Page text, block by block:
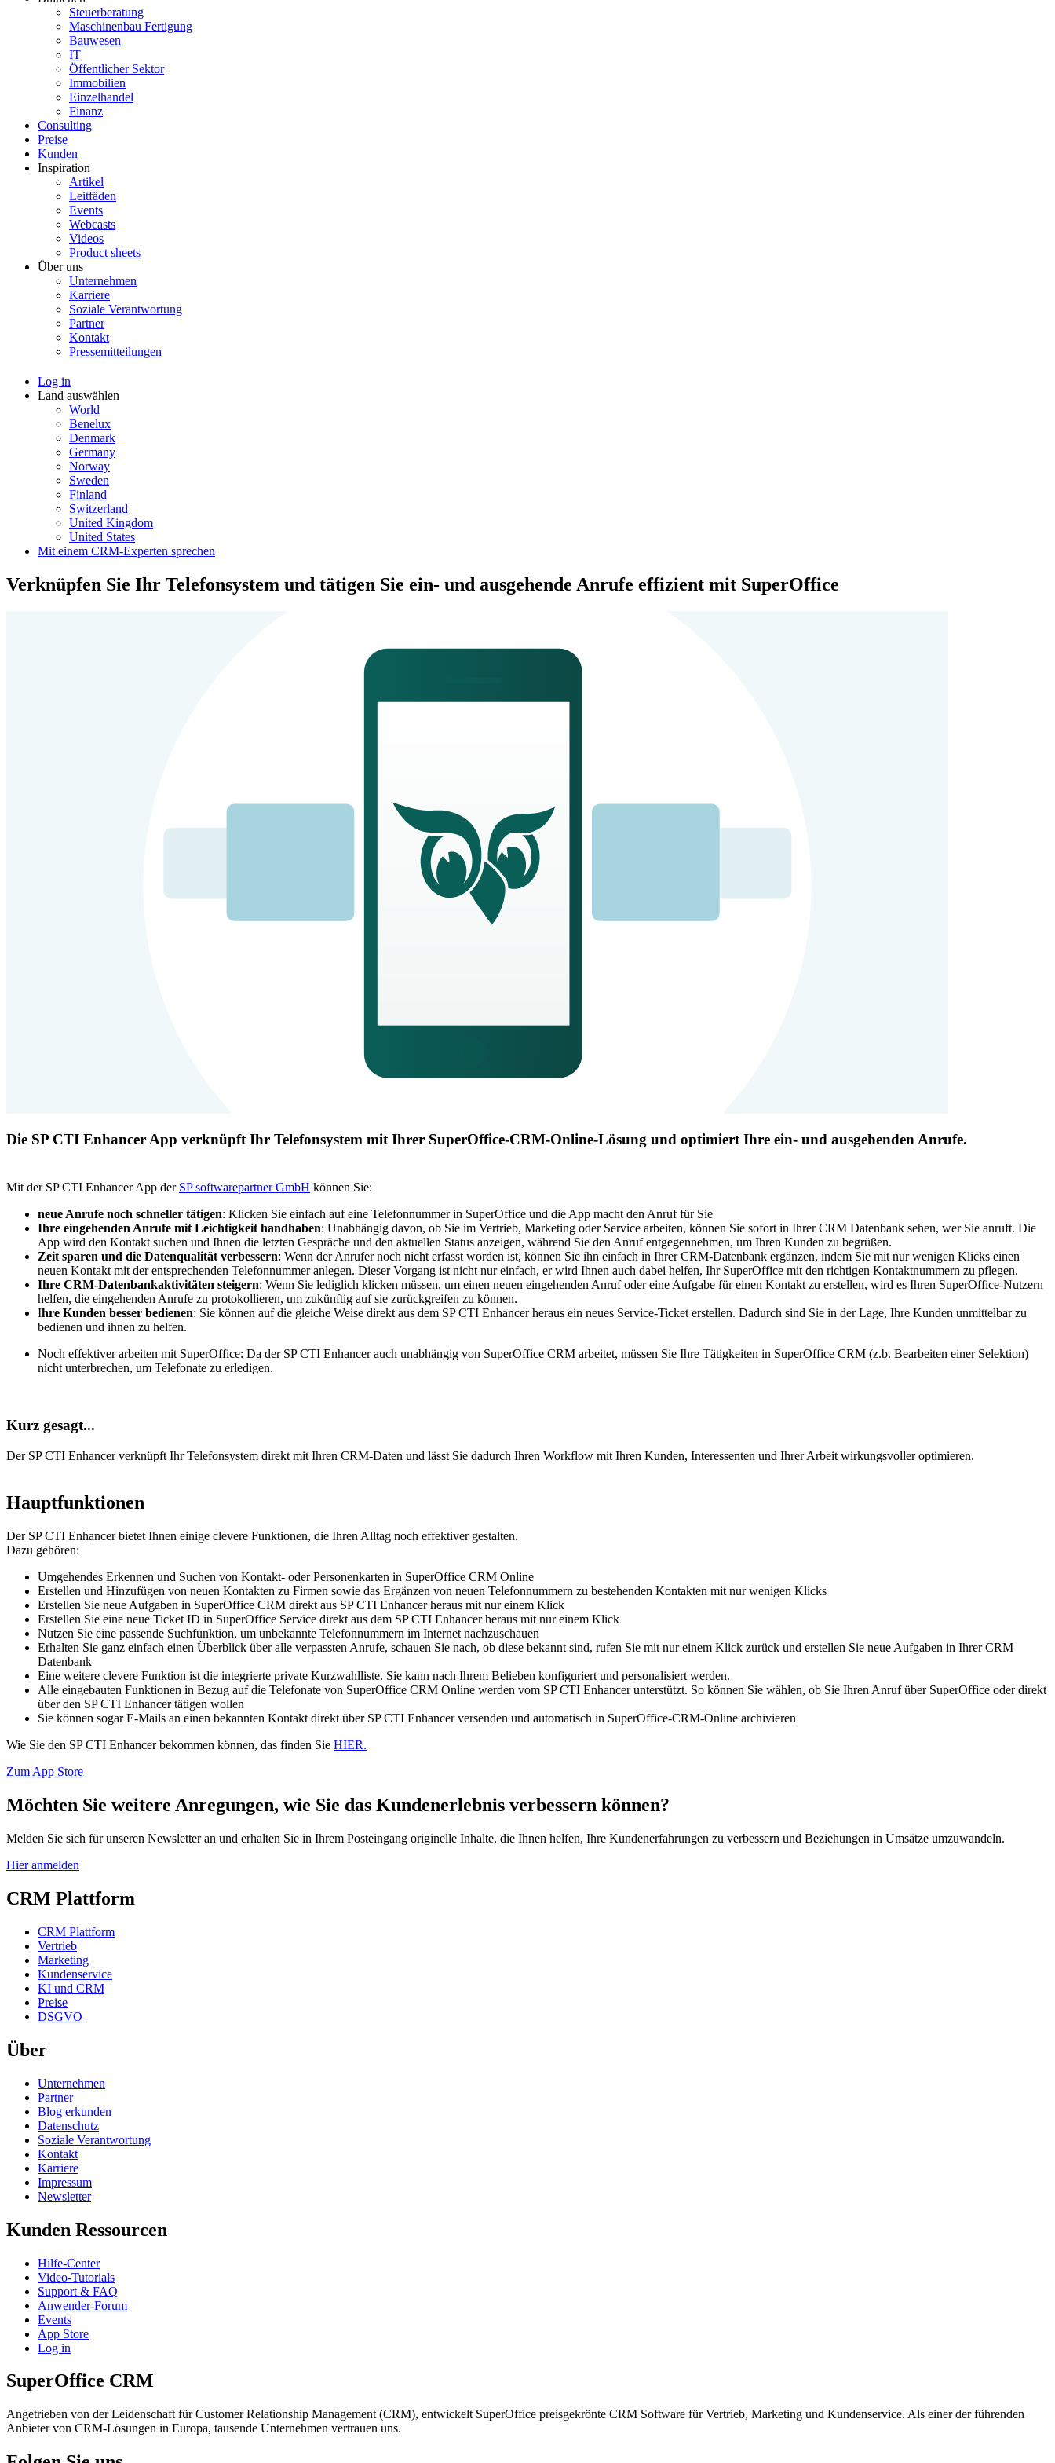
Steuerberatung
Maschinenbau Fertigung
Bauwesen
IT
Öffentlicher Sektor
Immobilien
Einzelhandel
Finanz
Consulting
Preise
Kunden
Inspiration
Artikel
Leitfäden
Events
Webcasts
Videos
Product sheets
Über uns
Unternehmen
Karriere
Soziale Verantwortung
Partner
Kontakt
Pressemitteilungen
Log in
Land auswählen
World
Benelux
Denmark
Germany
Norway
Sweden
Finland
Switzerland
United Kingdom
United States
Mit einem CRM-Experten sprechen
Verknüpfen Sie Ihr Telefonsystem und tätigen Sie ein- und ausgehende Anrufe effizient mit SuperOffice
Die SP CTI Enhancer App verknüpft Ihr Telefonsystem mit Ihrer SuperOffice-CRM-Online-Lösung und optimiert Ihre ein- und ausgehenden Anrufe.
Mit der SP CTI Enhancer App der SP softwarepartner GmbH können Sie:
neue Anrufe noch schneller tätigen: Klicken Sie einfach auf eine Telefonnummer in SuperOffice und die App macht den Anruf für Sie
Ihre eingehenden Anrufe mit Leichtigkeit handhaben: Unabhängig davon, ob Sie im Vertrieb, Marketing oder Service arbeiten, können Sie sofort in Ihrer CRM Datenbank sehen, wer Sie anruft. Die
App wird den Kontakt suchen und Ihnen die letzten Gespräche und den aktuellen Status anzeigen, während Sie den Anruf entgegennehmen, um Ihren Kunden zu begrüßen.
Zeit sparen und die Datenqualität verbessern: Wenn der Anrufer noch nicht erfasst worden ist, können Sie ihn einfach in Ihrer CRM-Datenbank ergänzen, indem Sie mit nur wenigen Klicks einen
neuen Kontakt mit der entsprechenden Telefonnummer anlegen. Dieser Vorgang ist nicht nur einfach, er wird Ihnen auch dabei helfen, Ihr SuperOffice mit den richtigen Kontaktnummern zu pflegen.
Ihre CRM-Datenbankaktivitäten steigern: Wenn Sie lediglich klicken müssen, um einen neuen eingehenden Anruf oder eine Aufgabe für einen Kontakt zu erstellen, wird es Ihren SuperOffice-Nutzern
helfen, die eingehenden Anrufe zu protokollieren, um zukünftig auf sie zurückgreifen zu können.
Ihre Kunden besser bedienen: Sie können auf die gleiche Weise direkt aus dem SP CTI Enhancer heraus ein neues Service-Ticket erstellen. Dadurch sind Sie in der Lage, Ihre Kunden unmittelbar zu
bedienen und ihnen zu helfen.
Noch effektiver arbeiten mit SuperOffice: Da der SP CTI Enhancer auch unabhängig von SuperOffice CRM arbeitet, müssen Sie Ihre Tätigkeiten in SuperOffice CRM (z.b. Bearbeiten einer Selektion)
nicht unterbrechen, um Telefonate zu erledigen.
Kurz gesagt...
Der SP CTI Enhancer verknüpft Ihr Telefonsystem direkt mit Ihren CRM-Daten und lässt Sie dadurch Ihren Workflow mit Ihren Kunden, Interessenten und Ihrer Arbeit wirkungsvoller optimieren.
Hauptfunktionen
Der SP CTI Enhancer bietet Ihnen einige clevere Funktionen, die Ihren Alltag noch effektiver gestalten.
Dazu gehören:
Umgehendes Erkennen und Suchen von Kontakt- oder Personenkarten in SuperOffice CRM Online
Erstellen und Hinzufügen von neuen Kontakten zu Firmen sowie das Ergänzen von neuen Telefonnummern zu bestehenden Kontakten mit nur wenigen Klicks
Erstellen Sie neue Aufgaben in SuperOffice CRM direkt aus SP CTI Enhancer heraus mit nur einem Klick
Erstellen Sie eine neue Ticket ID in SuperOffice Service direkt aus dem SP CTI Enhancer heraus mit nur einem Klick
Nutzen Sie eine passende Suchfunktion, um unbekannte Telefonnummern im Internet nachzuschauen
Erhalten Sie ganz einfach einen Überblick über alle verpassten Anrufe, schauen Sie nach, ob diese bekannt sind, rufen Sie mit nur einem Klick zurück und erstellen Sie neue Aufgaben in Ihrer CRM
Datenbank
Eine weitere clevere Funktion ist die integrierte private Kurzwahlliste. Sie kann nach Ihrem Belieben konfiguriert und personalisiert werden.
Alle eingebauten Funktionen in Bezug auf die Telefonate von SuperOffice CRM Online werden vom SP CTI Enhancer unterstützt. So können Sie wählen, ob Sie Ihren Anruf über SuperOffice oder direkt
über den SP CTI Enhancer tätigen wollen
Sie können sogar E-Mails an einen bekannten Kontakt direkt über SP CTI Enhancer versenden und automatisch in SuperOffice-CRM-Online archivieren
Wie Sie den SP CTI Enhancer bekommen können, das finden Sie HIER.
Zum App Store
Möchten Sie weitere Anregungen, wie Sie das Kundenerlebnis verbessern können?
Melden Sie sich für unseren Newsletter an und erhalten Sie in Ihrem Posteingang originelle Inhalte, die Ihnen helfen, Ihre Kundenerfahrungen zu verbessern und Beziehungen in Umsätze umzuwandeln.
Hier anmelden
CRM Plattform
CRM Plattform
Vertrieb
Marketing
Kundenservice
KI und CRM
Preise
DSGVO
Über
Unternehmen
Partner
Blog erkunden
Datenschutz
Soziale Verantwortung
Kontakt
Karriere
Impressum
Newsletter
Kunden Ressourcen
Hilfe-Center
Video-Tutorials
Support & FAQ
Anwender-Forum
Events
App Store
Log in
SuperOffice CRM
Angetrieben von der Leidenschaft für Customer Relationship Management (CRM), entwickelt SuperOffice preisgekrönte CRM Software für Vertrieb, Marketing und Kundenservice. Als einer der führenden
Anbieter von CRM-Lösungen in Europa, tausende Unternehmen vertrauen uns.